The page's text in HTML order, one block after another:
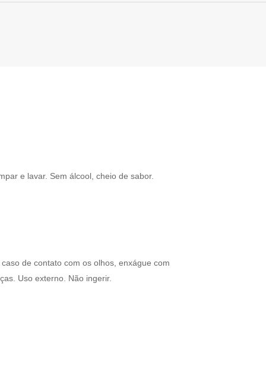
e lavar. Sem álcool, cheio de sabor.
de contato com os olhos, enxágue com
Uso externo. Não ingerir.